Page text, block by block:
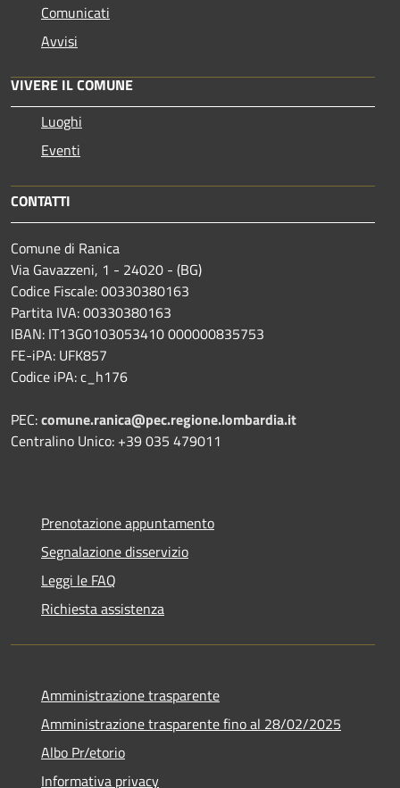
Comunicati
Avvisi
VIVERE IL COMUNE
Luoghi
Eventi
CONTATTI
Comune di Ranica
Via Gavazzeni, 1 - 24020 - (BG)
Codice Fiscale: 00330380163
Partita IVA: 00330380163
IBAN: IT13G0103053410 000000835753
FE-iPA: UFK857
Codice iPA: c_h176
PEC:comune.ranica@pec.regione.lombardia.it
Centralino Unico: +39 035 479011
Prenotazione appuntamento
Segnalazione disservizio
Leggi le FAQ
Richiesta assistenza
Amministrazione trasparente
Amministrazione trasparente fino al 28/02/2025
Albo Pr/etorio
Informativa privacy